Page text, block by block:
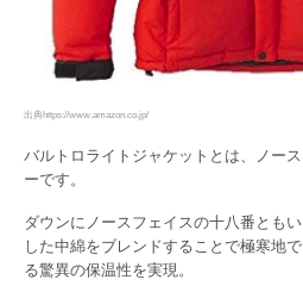
出典https://www.amazon.co.jp/
バルトロライトジャケットとは、ノー
ーです。
ダウンにノースフェイスの十八番とも
した中綿をブレンドすることで極寒地
る驚異の保温性を実現。